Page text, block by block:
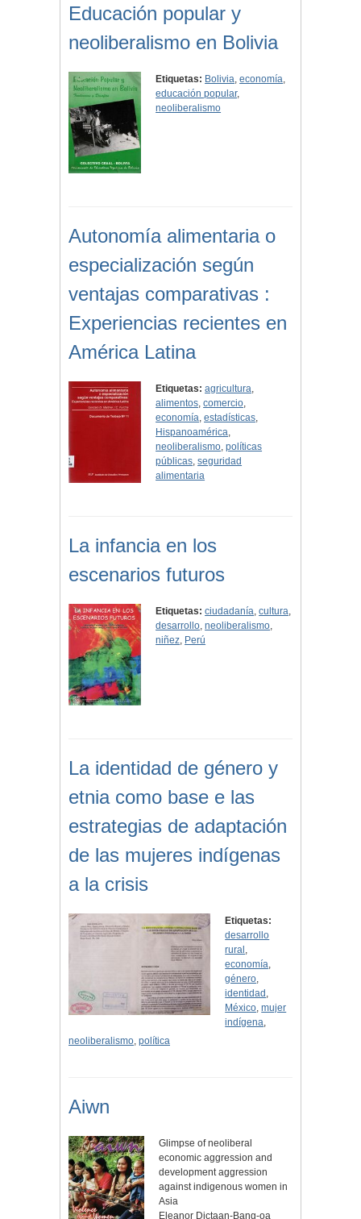
Educación popular y
neoliberalismo en Bolivia
Etiquetas: Bolivia,economía,
educación popular,
neoliberalismo
Autonomía alimentaria o
especialización según
ventajas comparativas :
Experiencias recientes en
América Latina
Etiquetas: agricultura,
alimentos,comercio,
economía,estadísticas,
Hispanoamérica,
neoliberalismo,políticas
públicas,seguridad
alimentaria
La infancia en los
escenarios futuros
Etiquetas: ciudadanía,cultura,
desarrollo,neoliberalismo,
niñez, Perú
La identidad de género y
etnia como base e las
estrategias de adaptación
de las mujeres indígenas
a la crisis
Etiquetas:
desarrollo
rural ,
economía,
género,
identidad ,
México,mujer
indígena,
neoliberalismo, política
Aiwn
Glimpse of neoliberal
economic aggression and
development aggression
against indigenous women in
Asia
Eleanor Dictaan-Bang-oa